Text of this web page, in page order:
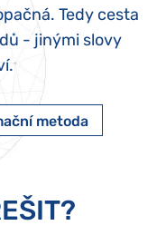
Tedy cesta
- jinými slovy
metoda